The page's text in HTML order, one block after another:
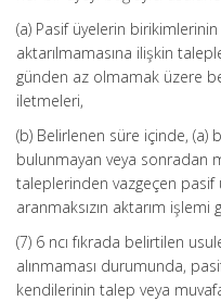
(a) Pasif üyelerin
aktarılmamasına ilişkin
günden az olmamak üzere
iletmeleri,
(b) Belirlenen süre içinde, (a)
bulunmayan veya sonradan
taleplerinden vazgeçen pasif
aranmaksızın aktarım
(7) 6 ncı fıkrada belirtilen
alınmaması durumunda,
kendilerinin talep veya